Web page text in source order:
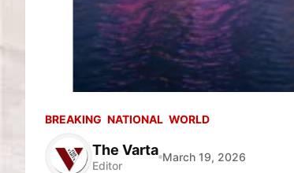
BREAKING NATIONAL WORLD
The Varta
Editor
March 19, 2026